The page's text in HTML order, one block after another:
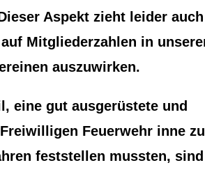
Aspekt zieht leider
Mitgliederzahlen in
auszuwirken.
eine gut ausgerüstete und
Feuerwehr inne
feststellen mussten,